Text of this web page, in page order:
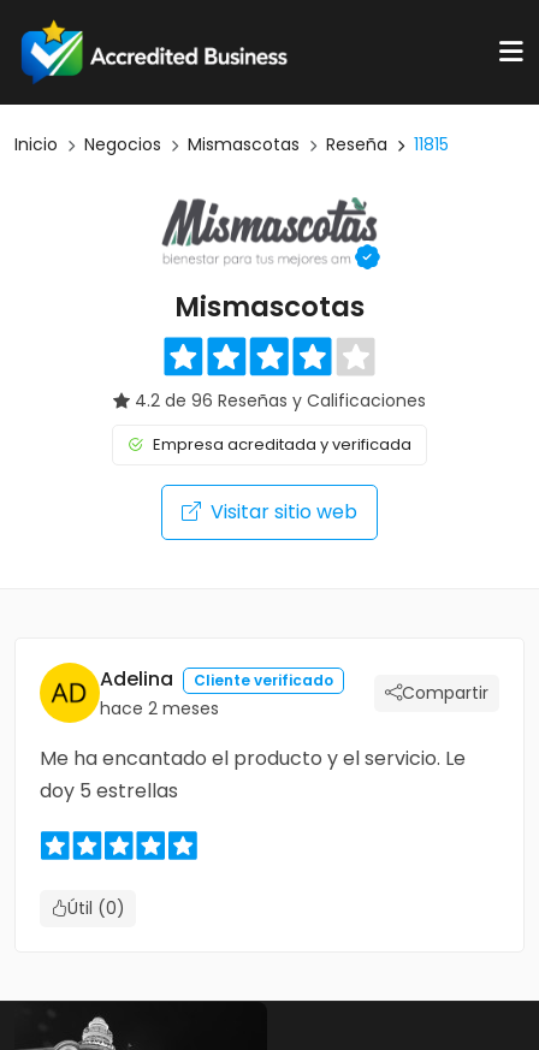
Inicio Negocios Mismascotas Reseña 11815
Mismascotas
4.2 de 96 Reseñas y Calificaciones
Empresa acreditada y verificada
Visitar sitio web
Adelina Cliente verificado
hace 2 meses
Compartir
Me ha encantado el producto y el servicio. Le
doy 5 estrellas
Útil (0)